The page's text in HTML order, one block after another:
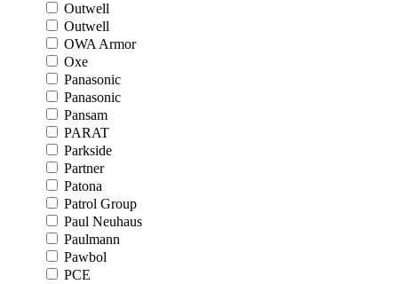
Outwell
Outwell
OWA Armor
Oxe
Panasonic
Panasonic
Pansam
PARAT
Parkside
Partner
Patona
Patrol Group
Paul Neuhaus
Paulmann
Pawbol
PCE